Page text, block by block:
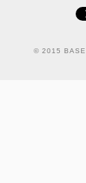
© 2015 BASE.